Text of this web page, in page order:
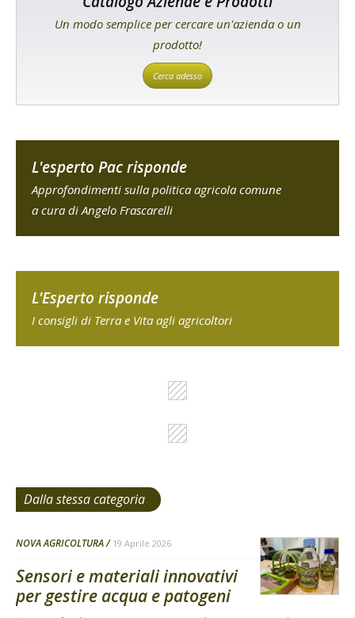
Un modo semplice per cercare un'azienda o un
prodotto!
Cerca adesso
L'esperto Pac risponde
Approfondimenti sulla politica agricola comune
a cura di Angelo Frascarelli
L'Esperto risponde
I consigli di Terra e Vita agli agricoltori
Dalla stessa categoria
NOVA AGRICOLTURA 19 Aprile 2026
Sensori e materiali innovativi
per gestire acqua e patogeni